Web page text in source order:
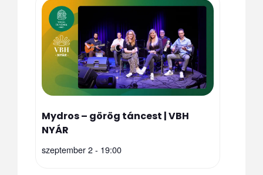
Mydros – görög táncest | VBH
NYÁR
szeptember 2 - 19:00